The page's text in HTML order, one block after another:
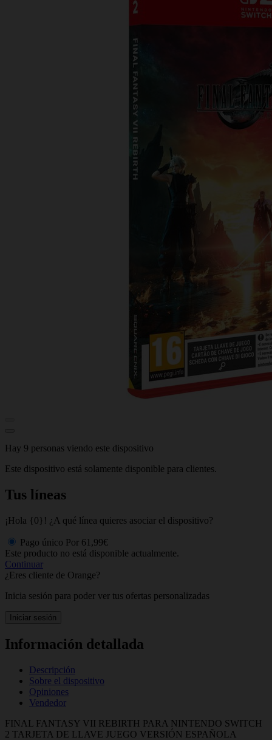
Hay 9 personas viendo este dispositivo
Este dispositivo está solamente disponible para clientes.
Tus líneas
¡Hola {0}! ¿A qué línea quieres asociar el dispositivo?
Pago único Por 61,99€
Este producto no está disponible actualmente.
Continuar
¿Eres cliente de Orange?
Inicia sesión para poder ver tus ofertas personalizadas
Iniciar sesión
Información detallada
Descripción
Sobre el dispositivo
Opiniones
Vendedor
FINAL FANTASY VII REBIRTH PARA NINTENDO SWITCH
2 TARJETA DE LLAVE JUEGO VERSIÓN ESPAÑOLA